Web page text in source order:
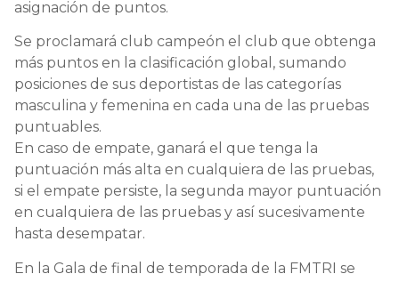
asignación de puntos.
Se proclamará club campeón el club que obtenga
más puntos en la clasificación global, sumando
posiciones de sus deportistas de las categorías
masculina y femenina en cada una de las pruebas
puntuables.
En caso de empate, ganará el que tenga la
puntuación más alta en cualquiera de las pruebas,
si el empate persiste, la segunda mayor puntuación
en cualquiera de las pruebas y así sucesivamente
hasta desempatar.
En la Gala de final de temporada de la FMTRI se